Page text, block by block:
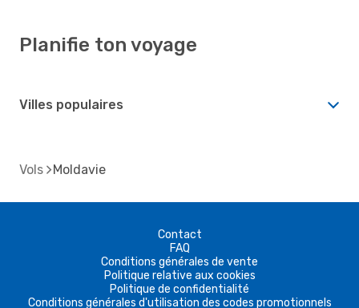
Planifie ton voyage
Villes populaires
Vols Moldavie
Contact
FAQ
Conditions générales de vente
Politique relative aux cookies
Politique de confidentialité
Conditions générales d'utilisation des codes promotionnels